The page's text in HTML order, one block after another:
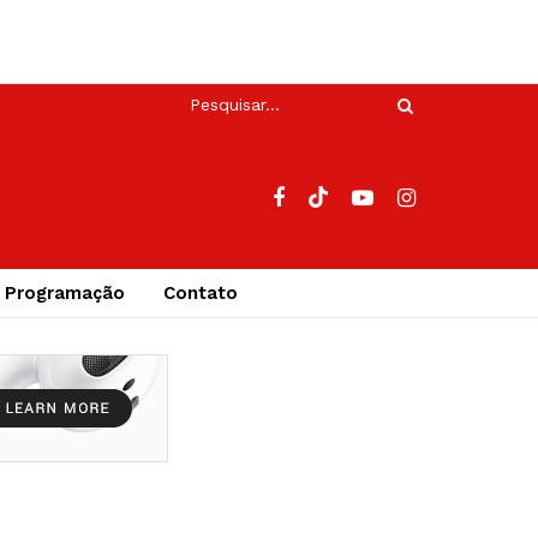
Programação Contato